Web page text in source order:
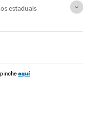
estaduais
São Paulo
aquí